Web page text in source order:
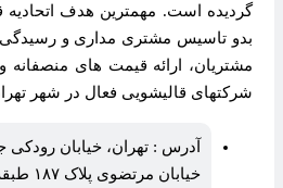
گردیده است. مهمترین هدف اتحادیه
بدو تاسیس مشتری مداری و
مشتریان، ارائه قیمت های
شرکتهای قالیشویی فعال در شهر
آدرس : تهران، خیابان رودکی
خیابان مرتضوی پلاک ۱۸۷ طبقه اول.